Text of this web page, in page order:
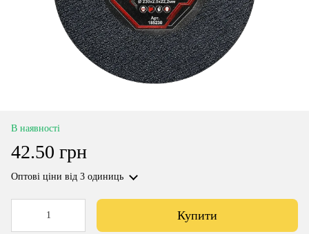
В наявності
42.50 грн
Оптові ціни від 3 одиниць
Купити